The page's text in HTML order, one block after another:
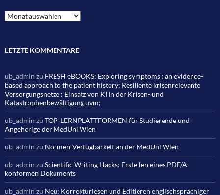
Archiv
LETZTE KOMMENTARE
ub_admin zu FRESH eBOOKS: Exploring symptoms : an evidence-
based approach to the patient history; Resiliente krisenrelevante
Versorgungsnetze : Einsatz von KI in der Krisen- und
Katastrophenbewältigung uvm;
ub_admin zu TOP-LERNPLATTFORMEN für Studierende und
Angehörige der MedUni Wien
ub_admin zu Normen-Verfügbarkeit an der MedUni Wien
ub_admin zu Scientific Writing Hacks: Erstellen eines PDF/A
konformen Dokuments
ub_admin zu Neu: Korrekturlesen und Editieren englischsprachiger